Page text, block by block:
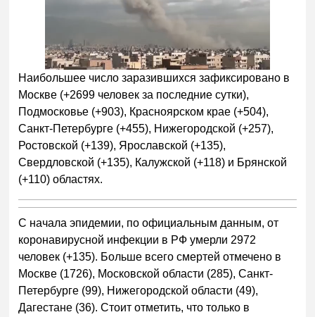
Наибольшее число заразившихся зафиксировано в
Москве (+2699 человек за последние сутки),
Подмосковье (+903), Красноярском крае (+504),
Санкт-Петербурге (+455), Нижегородской (+257),
Ростовской (+139), Ярославской (+135),
Свердловской (+135), Калужской (+118) и Брянской
(+110) областях.
С начала эпидемии, по официальным данным, от
коронавирусной инфекции в РФ умерли 2972
человек (+135). Больше всего смертей отмечено в
Москве (1726), Московской области (285), Санкт-
Петербурге (99), Нижегородской области (49),
Дагестане (36). Стоит отметить, что только в